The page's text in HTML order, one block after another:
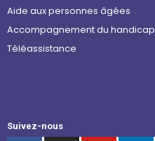
Aide aux personnes âgées
Accompagnement du handicap
Téléassistance
Suivez-nous